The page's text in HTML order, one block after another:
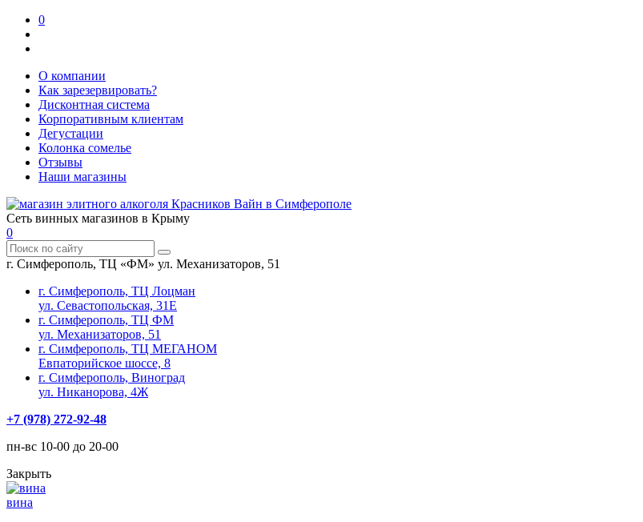
0
О компании
Как зарезервировать?
Дисконтная система
Корпоративным клиентам
Дегустации
Колонка сомелье
Отзывы
Наши магазины
Сеть винных магазинов в Крыму
0
г. Симферополь, ТЦ «ФМ» ул. Механизаторов, 51
г. Симферополь, ТЦ Лоцман
ул. Севастопольская, 31Е
г. Симферополь, ТЦ ФМ
ул. Механизаторов, 51
г. Симферополь, ТЦ МЕГАНОМ
Евпаторийское шоссе, 8
г. Симферополь, Виноград
ул. Никанорова, 4Ж
+7 (978) 272-92-48
пн-вс 10-00 до 20-00
Закрыть
вина